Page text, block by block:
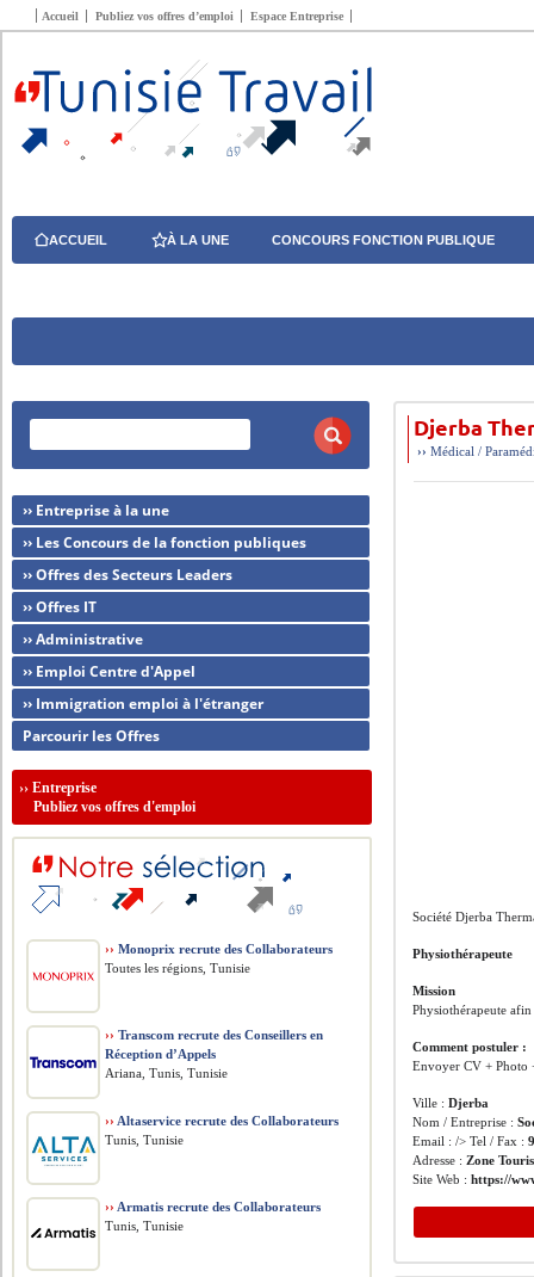
Accueil Publiez vos offres d’emploi Espace Entreprise
ACCUEIL À LA UNE CONCOURS FONCTION PUBLIQUE
Djerba
››Médical /
Société Djerba
Physiothérapeute
Mission
Physiothérapeute
Comment postuler :
Envoyer CV + Photo
Ville :Djerba
Nom / Entreprise :
Email : /> Tel / Fax :
Adresse :Zone
Site Web :https://
›› Entreprise à la une
›› Les Concours de la fonction publiques
›› Offres des Secteurs Leaders
›› Offres IT
›› Administrative
›› Emploi Centre d'Appel
›› Immigration emploi à l'étranger
Parcourir les Offres
››Entreprise
Publiez vos offres d'emploi
›› Monoprix recrute des Collaborateurs
Toutes les régions, Tunisie
›› Transcom recrute des Conseillers en
Réception d’Appels
Ariana, Tunis, Tunisie
›› Altaservice recrute des Collaborateurs
Tunis, Tunisie
›› Armatis recrute des Collaborateurs
Tunis, Tunisie